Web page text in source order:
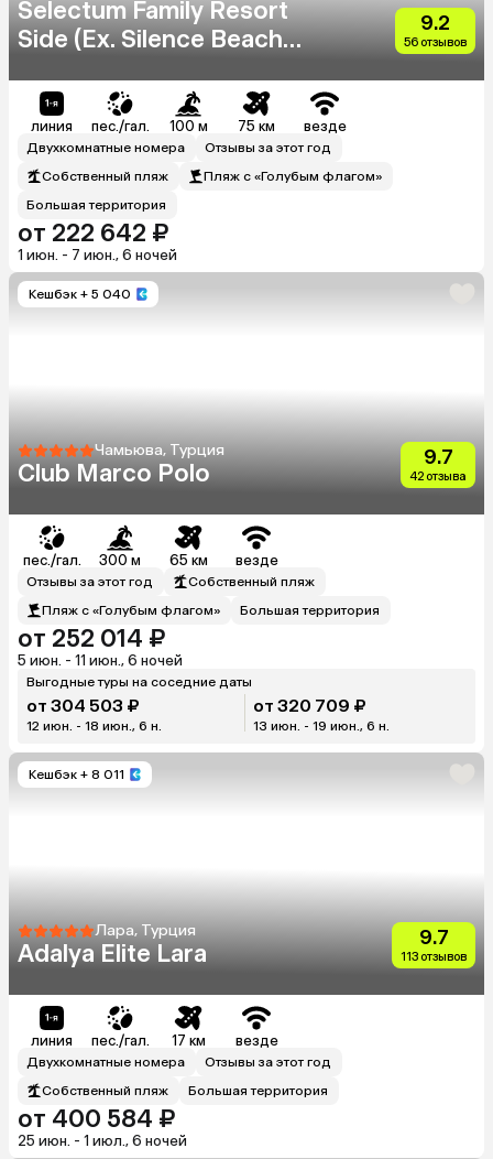
Selectum Family Resort
Side (Ex. Silence Beach
9.2
56 отзывов
линия пес./гал. 100 м 75 км везде
Двухкомнатные номера
Отзывы за этот год
Собственный пляж
Пляж с «Голубым флагом»
Большая территория
от 222 642 ₽
1 июн. - 7 июн., 6 ночей
Кешбэк + 5 040
Чамьюва, Турция
Club Marco Polo
9.7
42 отзыва
пес./гал. 300 м 65 км везде
Отзывы за этот год
Собственный пляж
Пляж с «Голубым флагом»
Большая территория
от 252 014 ₽
5 июн. - 11 июн., 6 ночей
Выгодные туры на соседние даты
от 304 503 ₽
12 июн. - 18 июн., 6 н.
от 320 709 ₽
13 июн. - 19 июн., 6 н.
Кешбэк + 8 011
Лара, Турция
Adalya Elite Lara
9.7
113 отзывов
линия пес./гал. 17 км везде
Двухкомнатные номера
Отзывы за этот год
Собственный пляж
Большая территория
от 400 584 ₽
25 июн. - 1 июл., 6 ночей